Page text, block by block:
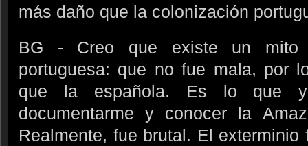
más daño que la colonización
BG - Creo que existe un mito
portuguesa: que no fue mala, por
que la española. Es lo que
documentarme y conocer la
Realmente, fue brutal. El